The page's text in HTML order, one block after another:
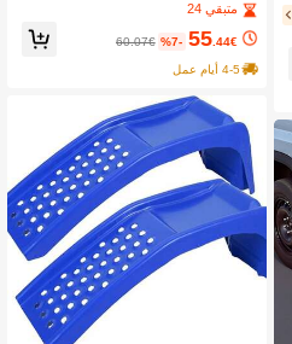
متبقي 24
55 .44€
%7-
60.07€
4-5 أيام عمل